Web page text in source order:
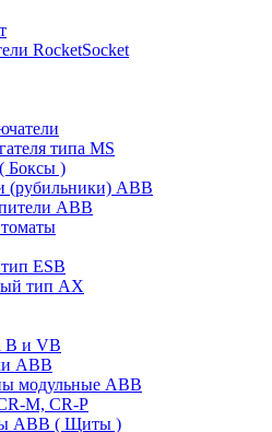
RocketSocket
типа MS
Боксы )
(рубильники) ABB
ABB
ESB
тип AX
B и VB
ABB
модульные ABB
M, CR-P
ABB ( Щиты )